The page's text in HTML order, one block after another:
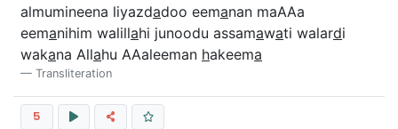
almumineena liyazdadoo eemanan maAAa
eemanihim walillahi junoodu assamawati walardi
wakana Allahu AAaleeman hakeema
Transliteration
5